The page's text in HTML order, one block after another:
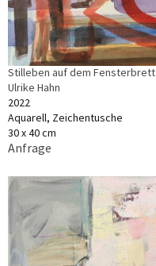
Stilleben auf dem Fensterbrett
Ulrike Hahn
2022
Aquarell, Zeichentusche
30 x 40 cm
Anfrage